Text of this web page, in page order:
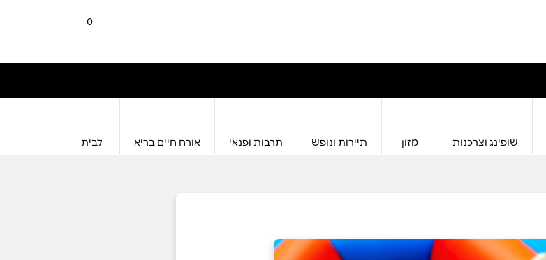
0
שופינג וצרכנות מזון תיירות ונופש תרבות ופנאי אורח חיים בריא לבית